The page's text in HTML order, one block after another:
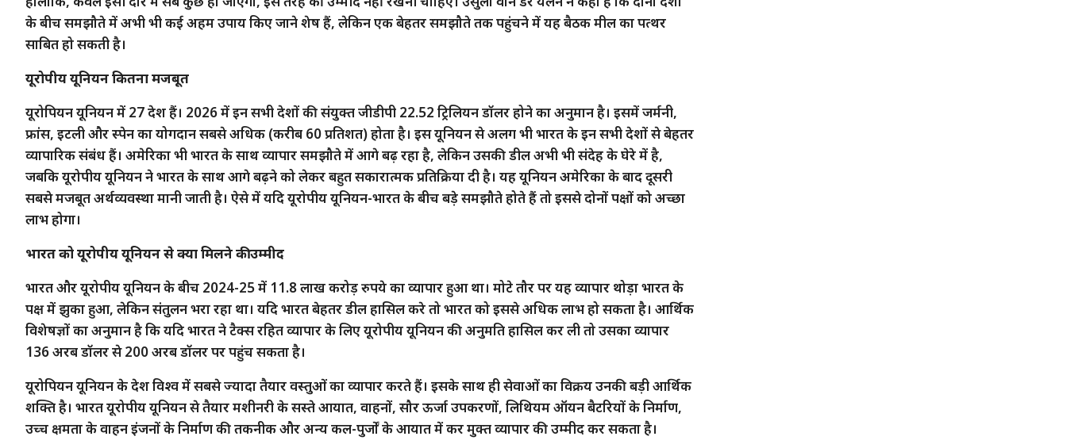
के बीच समझौते में अभी भी कई अहम उपाय किए जाने शेष हैं, लेकिन एक बेहतर समझौते तक पहुंचने में यह बैठक मील का पत्थर
साबित हो सकती है।
यूरोपीय यूनियन कितना मजबूत
यूरोपियन यूनियन में 27 देश हैं। 2026 में इन सभी देशों की संयुक्त जीडीपी 22.52 ट्रिलियन डॉलर होने का अनुमान है। इसमें जर्मनी,
फ्रांस, इटली और स्पेन का योगदान सबसे अधिक (करीब 60 प्रतिशत) होता है। इस यूनियन से अलग भी भारत के इन सभी देशों से बेहतर
व्यापारिक संबंध हैं। अमेरिका भी भारत के साथ व्यापार समझौते में आगे बढ़ रहा है, लेकिन उसकी डील अभी भी संदेह के घेरे में है,
जबकि यूरोपीय यूनियन ने भारत के साथ आगे बढ़ने को लेकर बहुत सकारात्मक प्रतिक्रिया दी है। यह यूनियन अमेरिका के बाद दूसरी
सबसे मजबूत अर्थव्यवस्था मानी जाती है। ऐसे में यदि यूरोपीय यूनियन-भारत के बीच बड़े समझौते होते हैं तो इससे दोनों पक्षों को अच्छा
लाभ होगा।
भारत को यूरोपीय यूनियन से क्या मिलने की उम्मीद
भारत और यूरोपीय यूनियन के बीच 2024-25 में 11.8 लाख करोड़ रुपये का व्यापार हुआ था। मोटे तौर पर यह व्यापार थोड़ा भारत के
पक्ष में झुका हुआ, लेकिन संतुलन भरा रहा था। यदि भारत बेहतर डील हासिल करे तो भारत को इससे अधिक लाभ हो सकता है। आर्थिक
विशेषज्ञों का अनुमान है कि यदि भारत ने टैक्स रहित व्यापार के लिए यूरोपीय यूनियन की अनुमति हासिल कर ली तो उसका व्यापार
136 अरब डॉलर से 200 अरब डॉलर पर पहुंच सकता है।
यूरोपियन यूनियन के देश विश्व में सबसे ज्यादा तैयार वस्तुओं का व्यापार करते हैं। इसके साथ ही सेवाओं का विक्रय उनकी बड़ी आर्थिक
शक्ति है। भारत यूरोपीय यूनियन से तैयार मशीनरी के सस्ते आयात, वाहनों, सौर ऊर्जा उपकरणों, लिथियम ऑयन बैटरियों के निर्माण,
उच्च क्षमता के वाहन इंजनों के निर्माण की तकनीक और अन्य कल-पुर्जों के आयात में कर मुक्त व्यापार की उम्मीद कर सकता है।